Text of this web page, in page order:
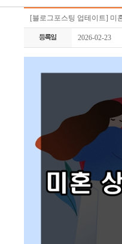
[블로그포스팅 업테이트] 미
2026-02-23